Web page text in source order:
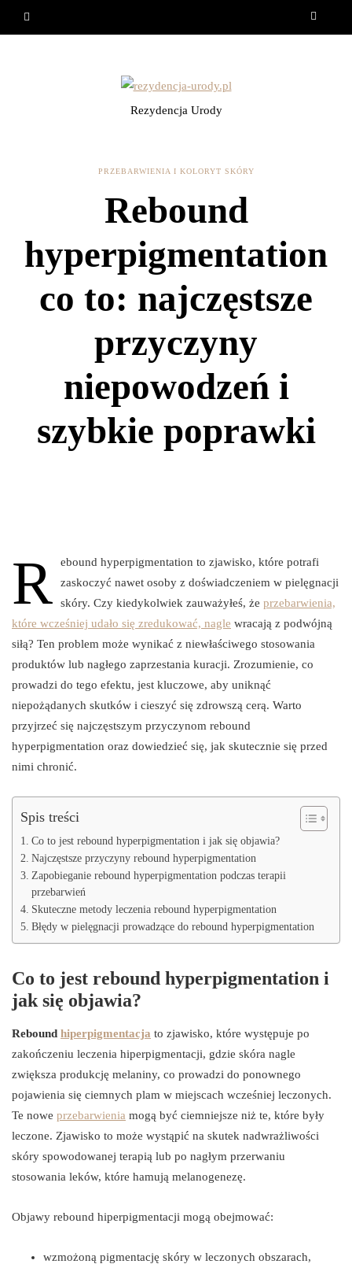
Rezydencja Urody
PRZEBARWIENIA I KOLORYT SKÓRY
Rebound
hyperpigmentation
co to: najczęstsze
przyczyny
niepowodzeń i
szybkie poprawki
R
ebound hyperpigmentation to zjawisko, które potrafi
zaskoczyć nawet osoby z doświadczeniem w pielęgnacji
skóry. Czy kiedykolwiek zauważyłeś, że przebarwienia,
które wcześniej udało się zredukować, nagle wracają z podwójną
siłą? Ten problem może wynikać z niewłaściwego stosowania
produktów lub nagłego zaprzestania kuracji. Zrozumienie, co
prowadzi do tego efektu, jest kluczowe, aby uniknąć
niepożądanych skutków i cieszyć się zdrowszą cerą. Warto
przyjrzeć się najczęstszym przyczynom rebound
hyperpigmentation oraz dowiedzieć się, jak skutecznie się przed
nimi chronić.
Spis treści
Co to jest rebound hyperpigmentation i jak się objawia?
Najczęstsze przyczyny rebound hyperpigmentation
Zapobieganie rebound hyperpigmentation podczas terapii
przebarwień
Skuteczne metody leczenia rebound hyperpigmentation
Błędy w pielęgnacji prowadzące do rebound hyperpigmentation
Co to jest rebound hyperpigmentation i
jak się objawia?
Rebound hiperpigmentacja to zjawisko, które występuje po
zakończeniu leczenia hiperpigmentacji, gdzie skóra nagle
zwiększa produkcję melaniny, co prowadzi do ponownego
pojawienia się ciemnych plam w miejscach wcześniej leczonych.
Te nowe przebarwienia mogą być ciemniejsze niż te, które były
leczone. Zjawisko to może wystąpić na skutek nadwrażliwości
skóry spowodowanej terapią lub po nagłym przerwaniu
stosowania leków, które hamują melanogenezę.
Objawy rebound hiperpigmentacji mogą obejmować:
wzmożoną pigmentację skóry w leczonych obszarach,